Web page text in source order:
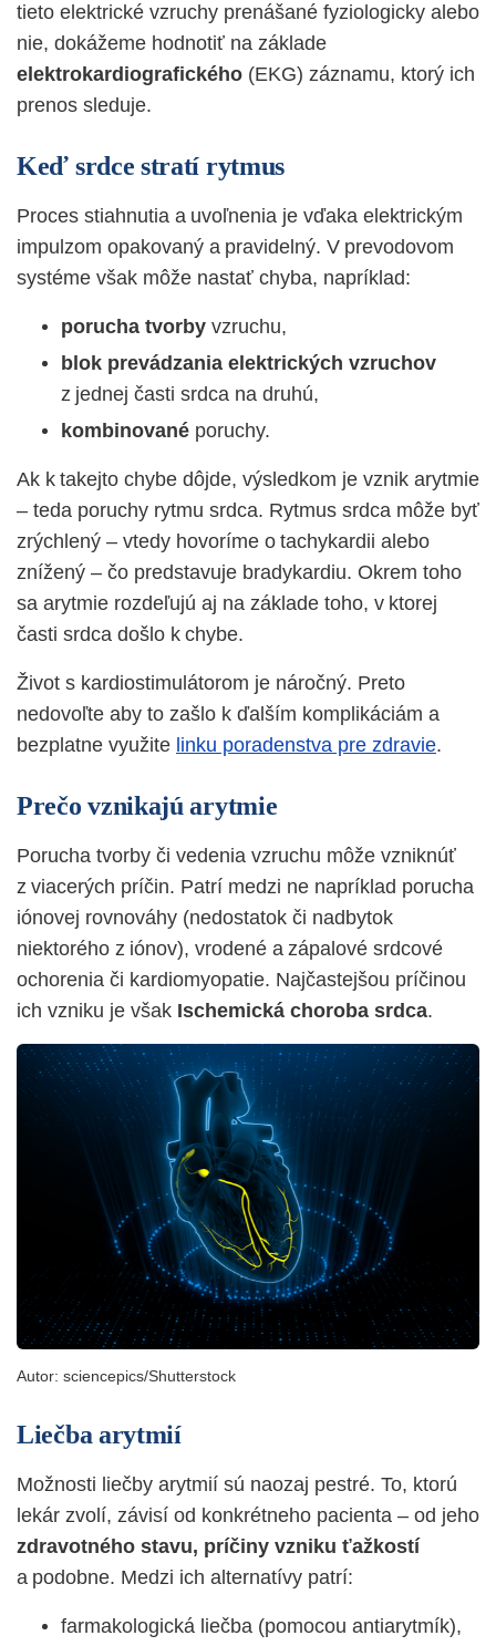
tieto elektrické vzruchy prenášané fyziologicky alebo
nie, dokážeme hodnotiť na základe
elektrokardiografického (EKG) záznamu, ktorý ich
prenos sleduje.
Keď srdce stratí rytmus
Proces stiahnutia a uvoľnenia je vďaka elektrickým
impulzom opakovaný a pravidelný. V prevodovom
systéme však môže nastať chyba, napríklad:
porucha tvorby vzruchu,
blok prevádzania elektrických vzruchov
z jednej časti srdca na druhú,
kombinované poruchy.
Ak k takejto chybe dôjde, výsledkom je vznik arytmie
– teda poruchy rytmu srdca. Rytmus srdca môže byť
zrýchlený – vtedy hovoríme o tachykardii alebo
znížený – čo predstavuje bradykardiu. Okrem toho
sa arytmie rozdeľujú aj na základe toho, v ktorej
časti srdca došlo k chybe.
Život s kardiostimulátorom je náročný. Preto
nedovoľte aby to zašlo k ďalším komplikáciám a
bezplatne využite linku poradenstva pre zdravie.
Prečo vznikajú arytmie
Porucha tvorby či vedenia vzruchu môže vzniknúť
z viacerých príčin. Patrí medzi ne napríklad porucha
iónovej rovnováhy (nedostatok či nadbytok
niektorého z iónov), vrodené a zápalové srdcové
ochorenia či kardiomyopatie. Najčastejšou príčinou
ich vzniku je však Ischemická choroba srdca.
Autor: sciencepics/Shutterstock
Liečba arytmií
Možnosti liečby arytmií sú naozaj pestré. To, ktorú
lekár zvolí, závisí od konkrétneho pacienta – od jeho
zdravotného stavu, príčiny vzniku ťažkostí
a podobne. Medzi ich alternatívy patrí:
farmakologická liečba (pomocou antiarytmík),